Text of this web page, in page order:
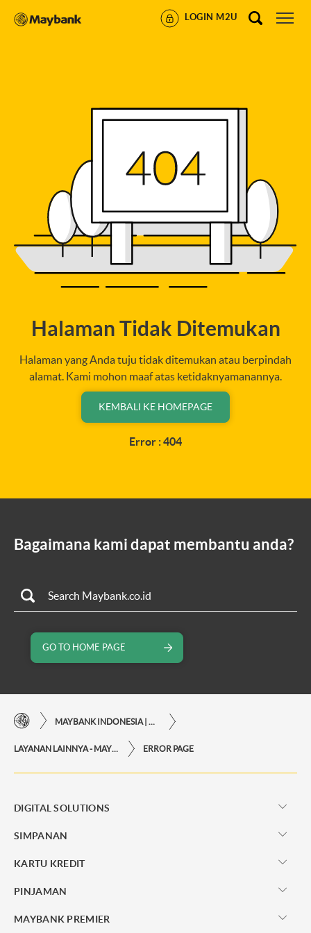
LOGIN M2U
Halaman Tidak Ditemukan
Halaman yang Anda tuju tidak ditemukan atau berpindah
alamat. Kami mohon maaf atas ketidaknyamanannya.
KEMBALI KE HOMEPAGE
Error : 404
Bagaimana kami dapat membantu anda?
GO TO HOME PAGE
ERROR PAGE
DIGITAL SOLUTIONS
SIMPANAN
KARTU KREDIT
PINJAMAN
MAYBANK PREMIER